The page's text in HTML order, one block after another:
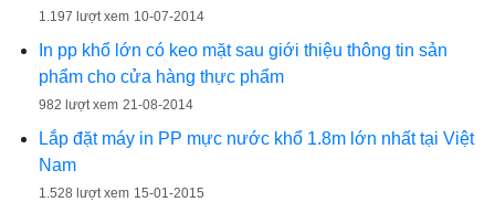
1.197 lượt xem 10-07-2014
In pp khổ lớn có keo mặt sau giới thiệu thông tin sản
phẩm cho cửa hàng thực phẩm
982 lượt xem 21-08-2014
Lắp đặt máy in PP mực nước khổ 1.8m lớn nhất tại Việt
Nam
1.528 lượt xem 15-01-2015